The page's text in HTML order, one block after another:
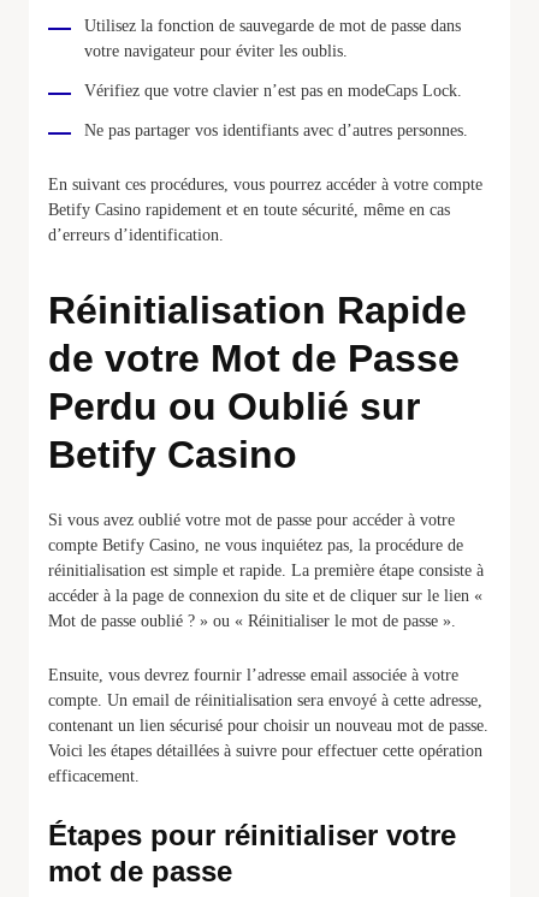
Utilisez la fonction de sauvegarde de mot de passe dans
votre navigateur pour éviter les oublis.
Vérifiez que votre clavier n’est pas en modeCaps Lock.
Ne pas partager vos identifiants avec d’autres personnes.
En suivant ces procédures, vous pourrez accéder à votre compte
Betify Casino rapidement et en toute sécurité, même en cas
d’erreurs d’identification.
Réinitialisation Rapide
de votre Mot de Passe
Perdu ou Oublié sur
Betify Casino
Si vous avez oublié votre mot de passe pour accéder à votre
compte Betify Casino, ne vous inquiétez pas, la procédure de
réinitialisation est simple et rapide. La première étape consiste à
accéder à la page de connexion du site et de cliquer sur le lien «
Mot de passe oublié ? » ou « Réinitialiser le mot de passe ».
Ensuite, vous devrez fournir l’adresse email associée à votre
compte. Un email de réinitialisation sera envoyé à cette adresse,
contenant un lien sécurisé pour choisir un nouveau mot de passe.
Voici les étapes détaillées à suivre pour effectuer cette opération
efficacement.
Étapes pour réinitialiser votre
mot de passe